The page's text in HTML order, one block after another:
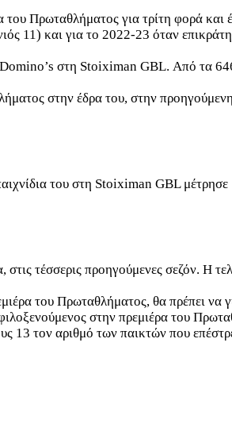
Πρωταθλήματος για τρίτη φορά και
11) και για το 2022-23 όταν
στη Stoiximan GBL. Από τα
στην έδρα του, στην
του στη Stoiximan GBL
τέσσερις προηγούμενες σεζόν. Η
του Πρωταθλήματος, θα πρέπει
στην πρεμιέρα του
13 τον αριθμό των παικτών που